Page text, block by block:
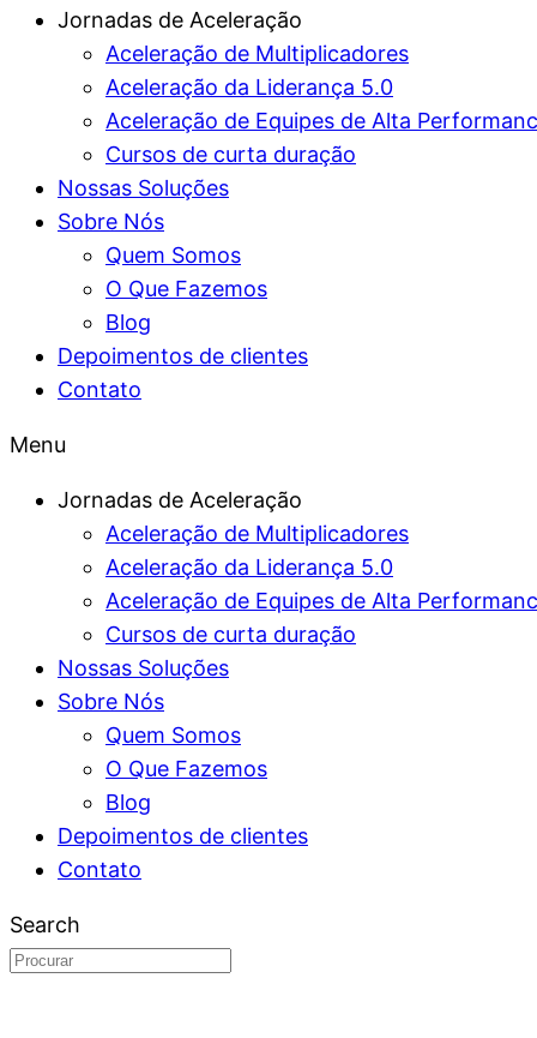
Jornadas de Aceleração
Aceleração de Multiplicadores
Aceleração da Liderança 5.0
Aceleração de Equipes de Alta
Cursos de curta duração
Nossas Soluções
Sobre Nós
Quem Somos
O Que Fazemos
Blog
Depoimentos de clientes
Contato
Menu
Jornadas de Aceleração
Aceleração de Multiplicadores
Aceleração da Liderança 5.0
Aceleração de Equipes de Alta
Cursos de curta duração
Nossas Soluções
Sobre Nós
Quem Somos
O Que Fazemos
Blog
Depoimentos de clientes
Contato
Search